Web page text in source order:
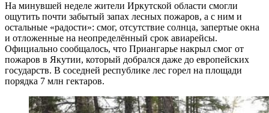
На минувшей неделе жители Иркутской области смогли
ощутить почти забытый запах лесных пожаров, а с ним и
остальные «радости»: смог, отсутствие солнца, запертые окна
и отложенные на неопределённый срок авиарейсы.
Официально сообщалось, что Приангарье накрыл смог от
пожаров в Якутии, который добрался даже до европейских
государств. В соседней республике лес горел на площади
порядка 7 млн гектаров.